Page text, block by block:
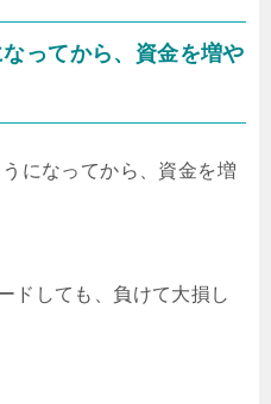
ってから、資金を増や
になってから、資金を増
ドしても、負けて大損し